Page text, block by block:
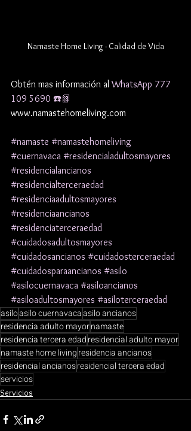
Namaste Home Living - Calidad de Vida
Obtén mas información al WhatsApp 777
109 5690 ☎️📗
www.namastehomeliving.com
#namaste #namastehomeliving
#cuernavaca #residencialadultosmayores
#residencialancianos
#residencialterceraedad
#residenciaadultosmayores
#residenciaancianos
#residenciaterceraedad
#cuidadosadultosmayores
#cuidadosancianos #cuidadosterceraedad
#cuidadosparaancianos #asilo
#asilocuernavaca #asiloancianos
#asiloadultosmayores #asiloterceraedad
asiloasilo cuernavacaasilo ancianos
residencia adulto mayornamaste
residencia tercera edadresidencial adulto mayor
namaste home livingresidencia ancianos
residencial ancianosresidencial tercera edad
servicios
Servicios